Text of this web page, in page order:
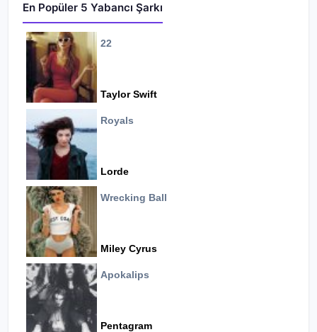
En Popüler 5 Yabancı Şarkı
22
Taylor Swift
Royals
Lorde
Wrecking Ball
Miley Cyrus
Apokalips
Pentagram